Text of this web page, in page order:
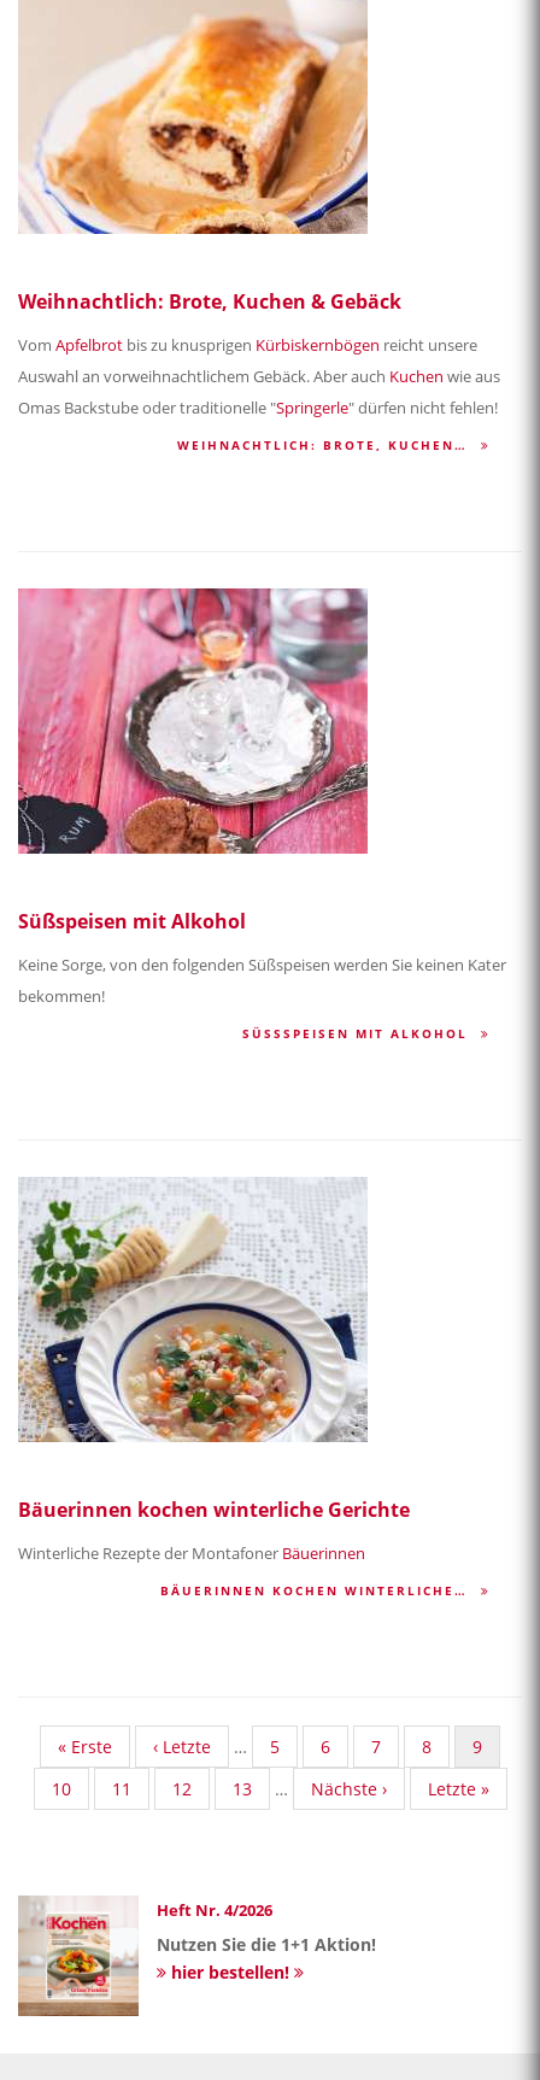
Weihnachtlich: Brote, Kuchen & Gebäck
Vom Apfelbrot bis zu knusprigen Kürbiskernbögen reicht unsere
Auswahl an vorweihnachtlichem Gebäck. Aber auch Kuchen wie aus
Omas Backstube oder traditionelle "Springerle" dürfen nicht fehlen!
WEIHNACHTLICH: BROTE, KUCHEN…
Süßspeisen mit Alkohol
Keine Sorge, von den folgenden Süßspeisen werden Sie keinen Kater
bekommen!
SÜSSSPEISEN MIT ALKOHOL
Bäuerinnen kochen winterliche Gerichte
Winterliche Rezepte der Montafoner Bäuerinnen
BÄUERINNEN KOCHEN WINTERLICHE…
First
page
« Erste
Vorherige
Seite
‹ Letzte …
Standard
Taxonomy
Seite
5
Standard
Taxonomy
Seite
6
Standard
Taxonomy
Seite
7
Standard
Taxonomy
Seite
8
Aktuelle
Seite
9
Standard
Taxonomy
10
Standard
Taxonomy
11
Standard
Taxonomy
12
Standard
Taxonomy
13 …
Nächste
Seite
Nächste ›
Last
page
Letzte »
Heft Nr. 4/2026
Nutzen Sie die 1+1 Aktion!
hier bestellen!